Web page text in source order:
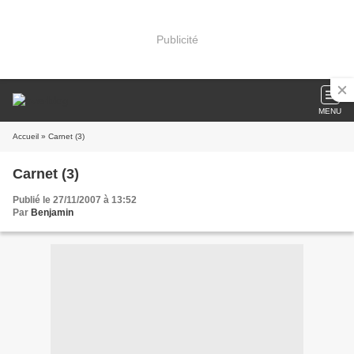
Publicité
MENU
Accueil » Carnet (3)
Carnet (3)
Publié le 27/11/2007 à 13:52
Par Benjamin